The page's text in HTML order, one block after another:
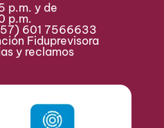
p.m. y de
p.m.
601 7566633
Fiduprevisora
y reclamos